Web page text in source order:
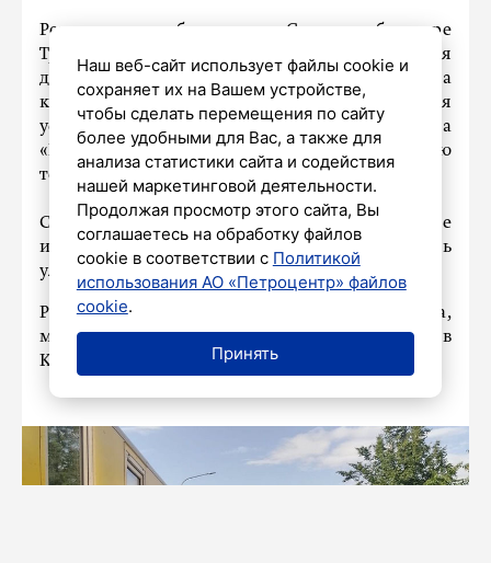
Речь идет об улице Салова, бульваре
Трудящихся, а также улице Димитрова. Вся
дождевая вода на этих локациях была принята
канализационной системой. Также для
ускорения процесса отвода воды бригада
«Водоканала» применила специализированную
технику.
Специалисты отчитались о проделанной работе
и продемонстрировали, как стали выглядеть
улицы по завершении принятых мер.
Ранее мы писали, что сегодня, 5 августа,
максимальное количество осадковвыпало
в
Колпинском районе Петербурга.
Наш веб-сайт использует файлы cookie и
сохраняет их на Вашем устройстве,
чтобы сделать перемещения по сайту
более удобными для Вас, а также для
анализа статистики сайта и содействия
нашей маркетинговой деятельности.
Продолжая просмотр этого сайта, Вы
соглашаетесь на обработку файлов
cookie в соответствии с Политикой
использования АО «Петроцентр» файлов
cookie.
Принять